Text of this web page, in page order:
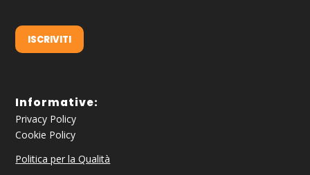
ISCRIVITI
Informative:
Privacy Policy
Cookie Policy
Politica per la Qualità